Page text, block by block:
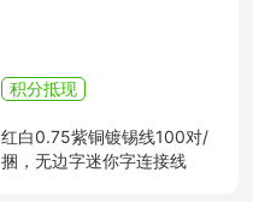
积分抵现
红白0.75紫铜镀锡线100对/
捆，无边字迷你字连接线